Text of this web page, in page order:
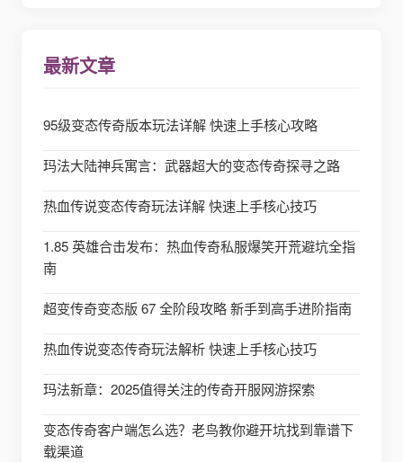
最新文章
95级变态传奇版本玩法详解 快速上手核心攻略
玛法大陆神兵寓言：武器超大的变态传奇探寻之路
热血传说变态传奇玩法详解 快速上手核心技巧
1.85 英雄合击发布：热血传奇私服爆笑开荒避坑全指
南
超变传奇变态版 67 全阶段攻略 新手到高手进阶指南
热血传说变态传奇玩法解析 快速上手核心技巧
玛法新章：2025值得关注的传奇开服网游探索
变态传奇客户端怎么选？老鸟教你避开坑找到靠谱下
载渠道